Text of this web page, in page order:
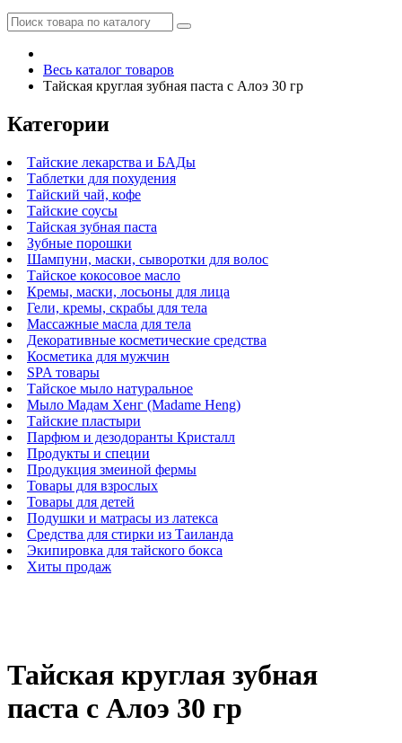
Весь каталог товаров
Тайская круглая зубная паста с Алоэ 30 гр
Категории
Тайские лекарства и БАДы
Таблетки для похудения
Тайский чай, кофе
Тайские соусы
Тайская зубная паста
Зубные порошки
Шампуни, маски, сыворотки для волос
Тайское кокосовое масло
Кремы, маски, лосьоны для лица
Гели, кремы, скрабы для тела
Массажные масла для тела
Декоративные косметические средства
Косметика для мужчин
SPA товары
Тайское мыло натуральное
Мыло Мадам Хенг (Madame Heng)
Тайские пластыри
Парфюм и дезодоранты Кристалл
Продукты и специи
Продукция змеиной фермы
Товары для взрослых
Товары для детей
Подушки и матрасы из латекса
Средства для стирки из Таиланда
Экипировка для тайского бокса
Хиты продаж
Тайская круглая зубная
паста с Алоэ 30 гр